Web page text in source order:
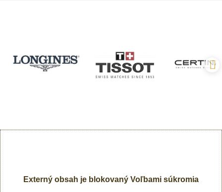
Externý obsah je blokovaný Voľbami súkromia